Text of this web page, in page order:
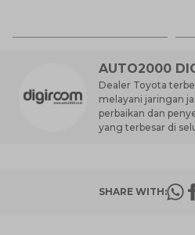
AUTO2000
Dealer Toyota
melayani jaringan
perbaikan dan
yang terbesar di
SHARE WITH: